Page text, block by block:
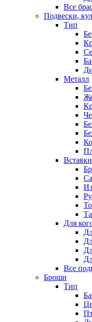
Все
Подвески,
Тип
Металл
Вставки
Для
Все
Броши
Тип